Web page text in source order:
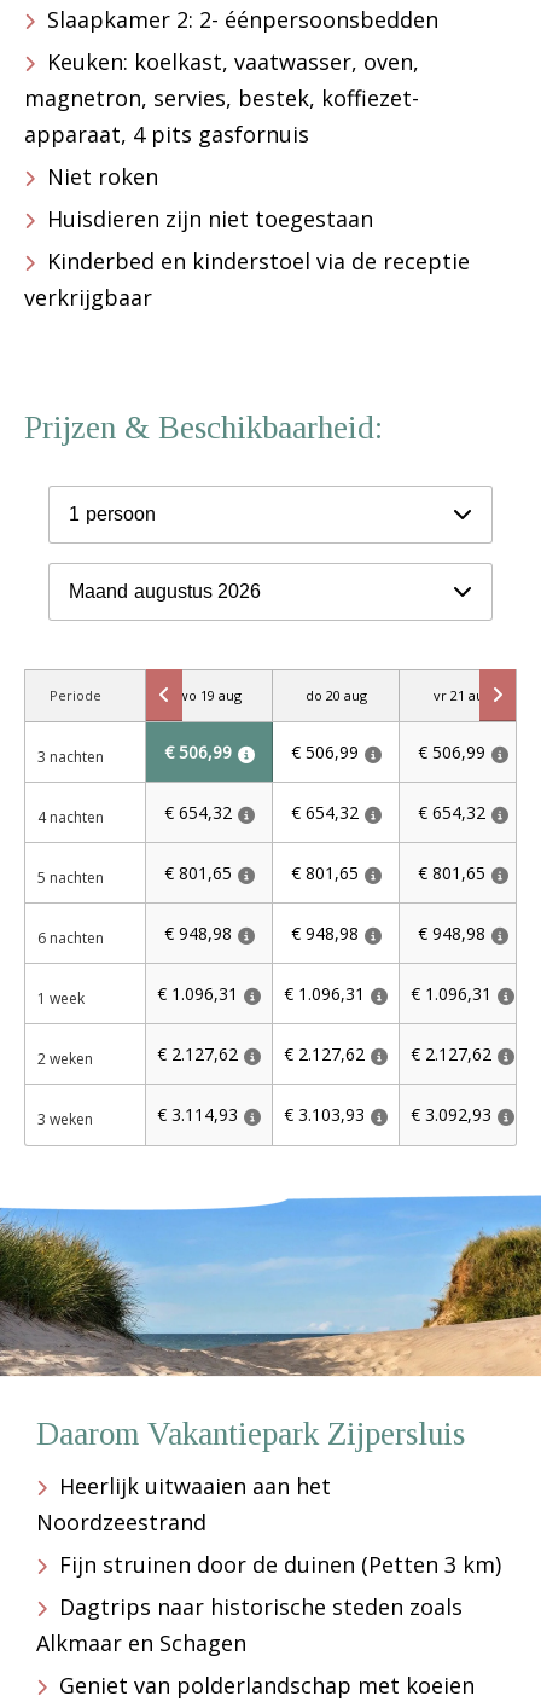
Slaapkamer 2: 2- éénpersoonsbedden
Keuken: koelkast, vaatwasser, oven,
magnetron, servies, bestek, koffiezet-
apparaat, 4 pits gasfornuis
Niet roken
Huisdieren zijn niet toegestaan
Kinderbed en kinderstoel via de receptie
verkrijgbaar
Prijzen & Beschikbaarheid:
1 persoon
Maand augustus 2026
Periode
3 nachten
4 nachten
5 nachten
6 nachten
1 week
2 weken
3 weken
wo 19 aug do 20 aug vr 21 aug
€ 506,99 € 506,99 € 506,99
€ 654,32 € 654,32 € 654,32
€ 801,65 € 801,65 € 801,65
€ 948,98 € 948,98 € 948,98
€ 1.096,31 € 1.096,31 € 1.096,31
€ 2.127,62 € 2.127,62 € 2.127,62
€ 3.114,93 € 3.103,93 € 3.092,93
Daarom Vakantiepark Zijpersluis
Heerlijk uitwaaien aan het
Noordzeestrand
Fijn struinen door de duinen (Petten 3 km)
Dagtrips naar historische steden zoals
Alkmaar en Schagen
Geniet van polderlandschap met koeien